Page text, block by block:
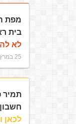
מפת
בית
לא
25 במרץ 2024
תמיר
לכאן